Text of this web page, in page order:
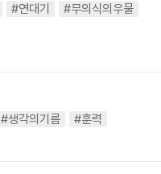
#연대기
#무의식의우물
#생각의기름 #훈력